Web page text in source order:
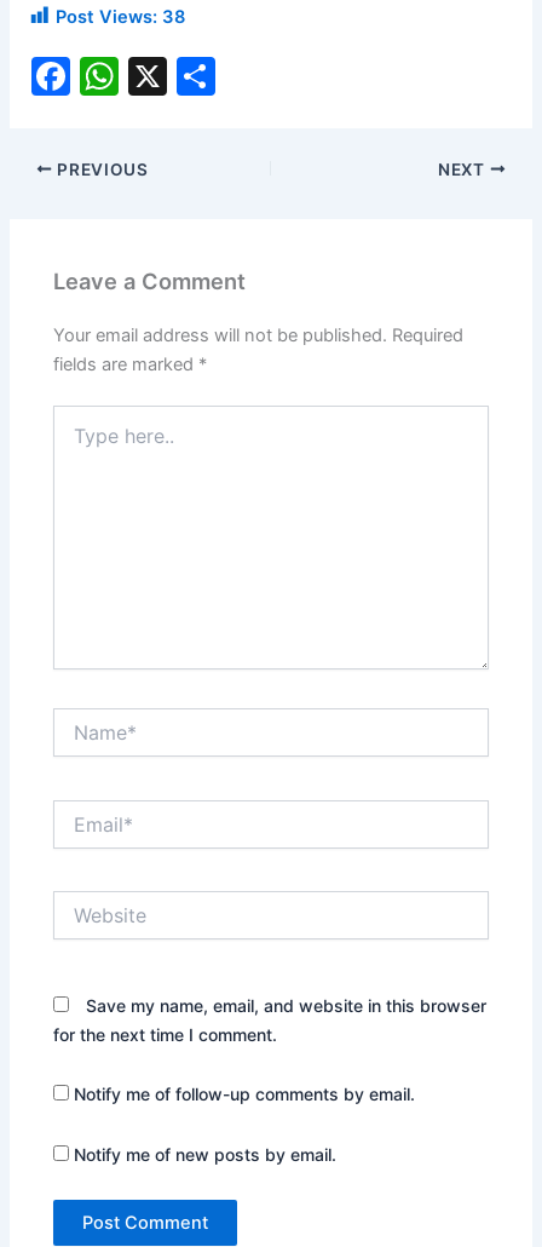
Post Views: 38
F
c
e
o
k
W
at
s
p
X
PREVIOUS NEXT
Leave a Comment
Your email address will not be published. Required
fields are marked *
here..
Save my name, email, and website in this browser
for the next time I comment.
Notify me of follow-up comments by email.
Notify me of new posts by email.